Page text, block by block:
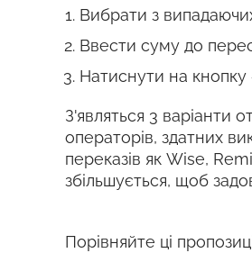
Вибрати з
Ввести суму до
Натиснути на кнопку
З'являться 3 варіанти
операторів, здатних
переказів як Wise,
збільшується, щоб
Порівняйте ці